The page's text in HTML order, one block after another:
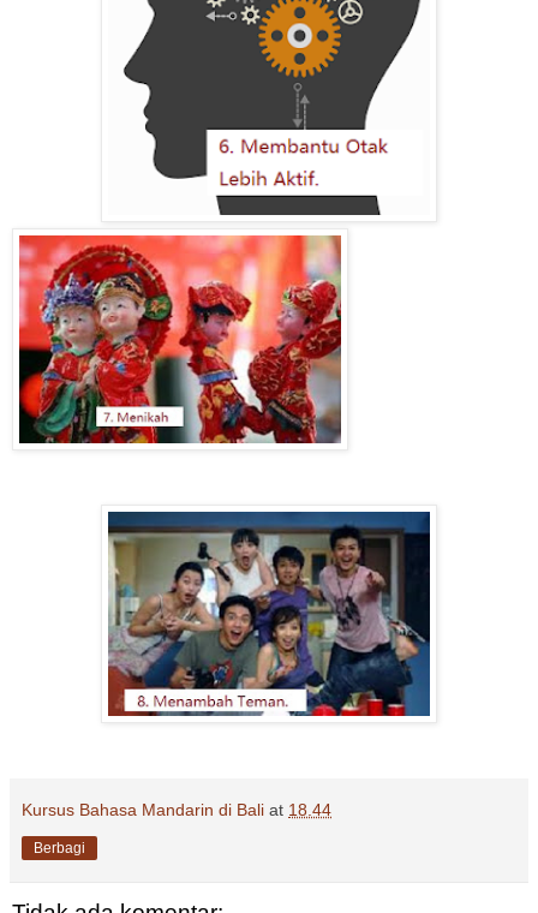
Kursus Bahasa Mandarin di Bali at 18.44
Berbagi